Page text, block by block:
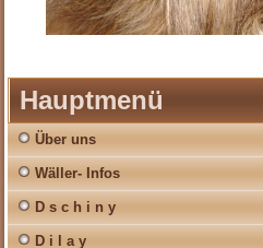
Hauptmenü
Über uns
Wäller- Infos
D s c h i n y
D i l a y